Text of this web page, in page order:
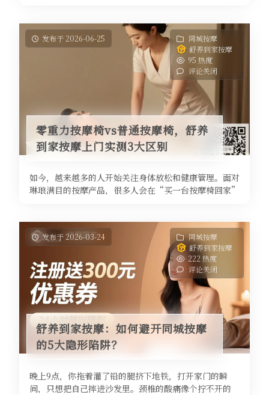
发布于 2026-06-25
同城按摩
舒养到家按摩
95 热度
评论关闭
零重力按摩椅vs普通按摩椅，舒养
到家按摩上门实测3大区别
如今，越来越多的人开始关注身体放松和健康管理。面对
琳琅满目的按摩产品，很多人会在“买一台按摩椅回家”
发布于 2026-03-24
同城按摩
舒养到家按摩
222 热度
评论关闭
舒养到家按摩：如何避开同城按摩
的5大隐形陷阱？
晚上9点，你拖着灌了铅的腿挤下地铁，打开家门的瞬
间，只想把自己摔进沙发里。颈椎的酸痛像个拧不开的